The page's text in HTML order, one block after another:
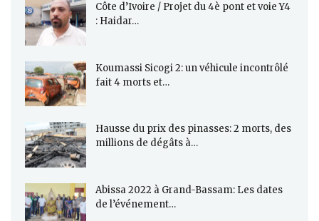
Côte d’Ivoire / Projet du 4è pont et voie Y4
: Haidar…
Koumassi Sicogi 2: un véhicule incontrôlé
fait 4 morts et…
Hausse du prix des pinasses: 2 morts, des
millions de dégâts à…
Abissa 2022 à Grand-Bassam: Les dates
de l’événement…